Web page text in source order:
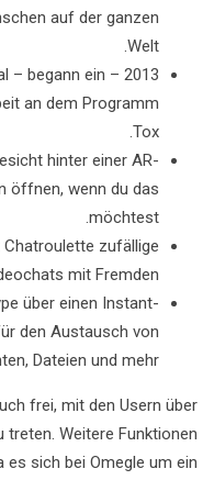
auf der ganzen
Welt.
– begann ein
an dem Programm
Tox.
hinter einer AR-
öffnen, wenn du das
möchtest.
zufällige
mit Fremden.
über einen Instant-
den Austausch von
Dateien und mehr.
frei, mit den Usern über
Weitere Funktionen
sich bei Omegle um ein